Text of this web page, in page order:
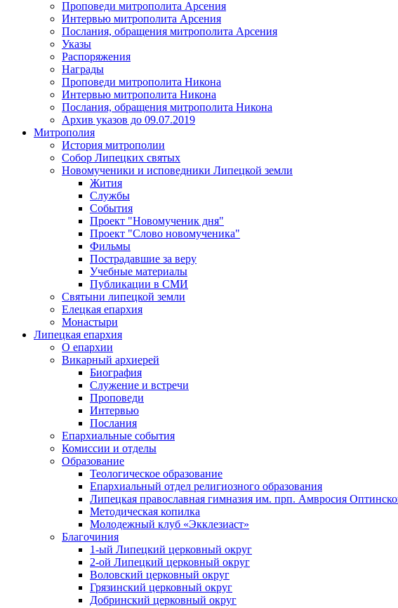
Проповеди митрополита Арсения
Интервью митрополита Арсения
Послания, обращения митрополита Арсения
Указы
Распоряжения
Награды
Проповеди митрополита Никона
Интервью митрополита Никона
Послания, обращения митрополита Никона
Архив указов до 09.07.2019
Митрополия
История митрополии
Собор Липецких святых
Новомученики и исповедники Липецкой земли
Жития
Службы
События
Проект "Новомученик дня"
Проект "Слово новомученика"
Фильмы
Пострадавшие за веру
Учебные материалы
Публикации в СМИ
Святыни липецкой земли
Елецкая епархия
Монастыри
Липецкая епархия
О епархии
Викарный архиерей
Биография
Служение и встречи
Проповеди
Интервью
Послания
Епархиальные события
Комиссии и отделы
Образование
Теологическое образование
Епархиальный отдел религиозного образования
Липецкая православная гимназия им. прп. Амвросия
Методическая копилка
Молодежный клуб «Экклезиаст»
Благочиния
1-ый Липецкий церковный округ
2-ой Липецкий церковный округ
Воловский церковный округ
Грязинский церковный округ
Добринский церковный округ